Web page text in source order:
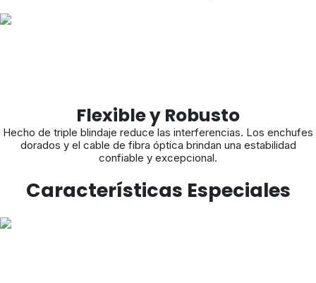
Flexible y Robusto
Hecho de triple blindaje reduce las interferencias. Los enchufes
dorados y el cable de fibra óptica brindan una estabilidad
confiable y excepcional.
Características Especiales